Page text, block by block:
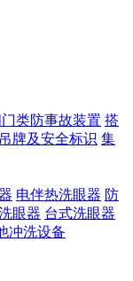
类防事故装置 搭
吊牌及安全标识 集
电伴热洗眼器 防
眼器 台式洗眼器
冲洗设备